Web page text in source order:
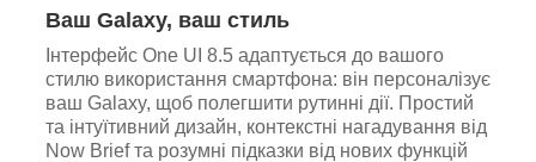
Ваш Galaxy, ваш стиль
Інтерфейс One UI 8.5 адаптується до вашого
стилю використання смартфона: він персоналізує
ваш Galaxy, щоб полегшити рутинні дії. Простий
та інтуїтивний дизайн, контекстні нагадування від
Now Brief та розумні підказки від нових функцій